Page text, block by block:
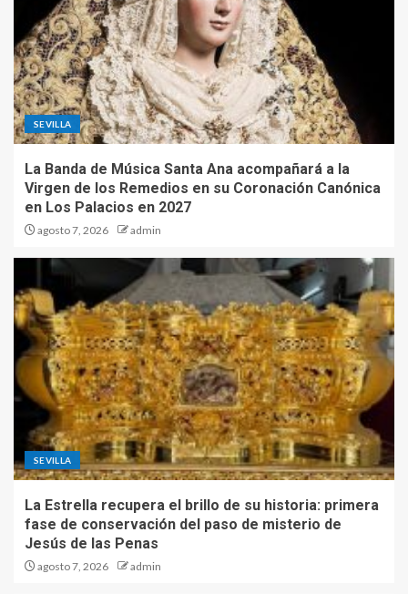
SEVILLA
La Banda de Música Santa Ana acompañará a la
Virgen de los Remedios en su Coronación Canónica
en Los Palacios en 2027
agosto 7, 2026 admin
SEVILLA
La Estrella recupera el brillo de su historia: primera
fase de conservación del paso de misterio de
Jesús de las Penas
agosto 7, 2026 admin